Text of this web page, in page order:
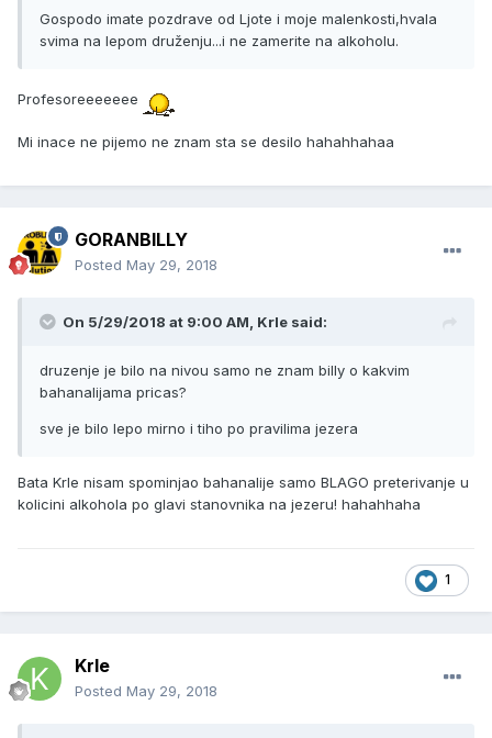
Gospodo imate pozdrave od Ljote i moje malenkosti,hvala
svima na lepom druženju...i ne zamerite na alkoholu.
Profesoreeeeeee
Mi inace ne pijemo ne znam sta se desilo hahahhahaa
GORANBILLY
Posted May 29, 2018
On 5/29/2018 at 9:00 AM, Krle said:
druzenje je bilo na nivou samo ne znam billy o kakvim
bahanalijama pricas?
sve je bilo lepo mirno i tiho po pravilima jezera
Bata Krle nisam spominjao bahanalije samo BLAGO preterivanje u
kolicini alkohola po glavi stanovnika na jezeru! hahahhaha
1
Krle
Posted May 29, 2018